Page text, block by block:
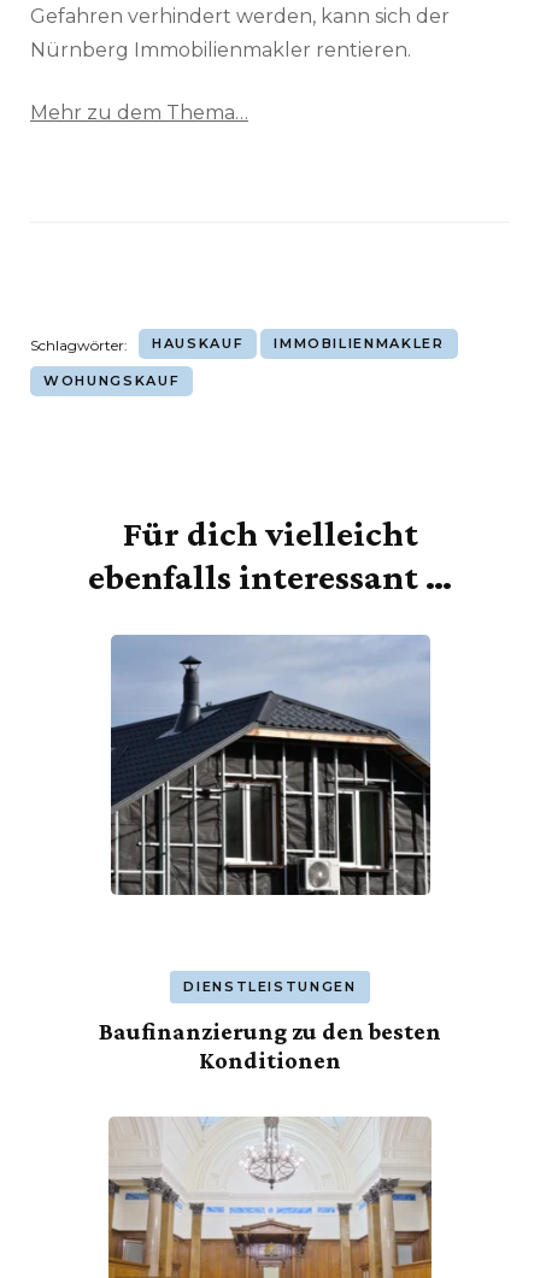
Gefahren verhindert werden, kann sich der
Nürnberg Immobilienmakler rentieren.
Mehr zu dem Thema…
Schlagwörter: HAUSKAUF IMMOBILIENMAKLER
WOHUNGSKAUF
BeitragsnavigationFür dich vielleicht
ebenfalls interessant …
DIENSTLEISTUNGEN
Baufinanzierung zu den besten
Konditionen